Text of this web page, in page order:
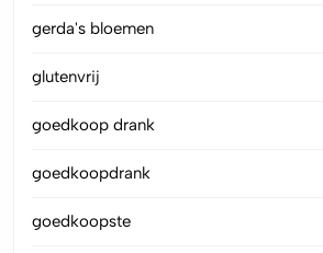
gerda's bloemen
glutenvrij
goedkoop drank
goedkoopdrank
goedkoopste